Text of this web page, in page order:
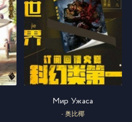
Мир Ужаса
- 奥比椰